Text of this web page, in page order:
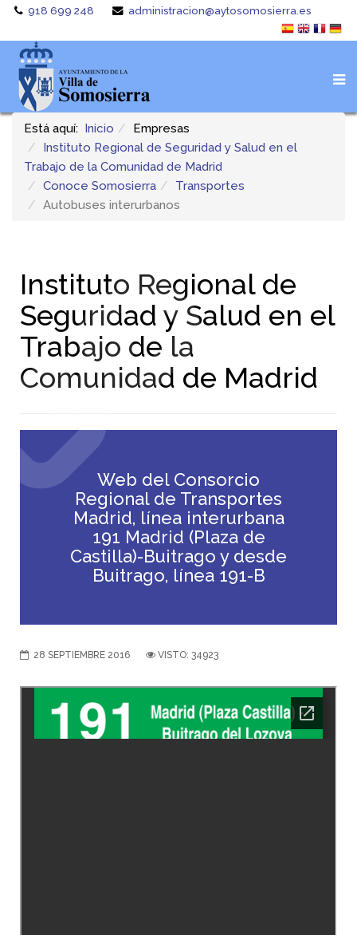
918 699 248 administracion@aytosomosierra.es
Está aquí: Inicio
Empresas
Instituto Regional de Seguridad y Salud en el
Trabajo de la Comunidad de Madrid
Conoce Somosierra
Transportes
Autobuses interurbanos
Instituto Regional de
Seguridad y Salud en el
Trabajo de la
Comunidad de Madrid
Web del Consorcio
Regional de Transportes
Madrid, línea interurbana
191 Madrid (Plaza de
Castilla)-Buitrago y desde
Buitrago, línea 191-B
28 SEPTIEMBRE 2016 VISTO: 34923